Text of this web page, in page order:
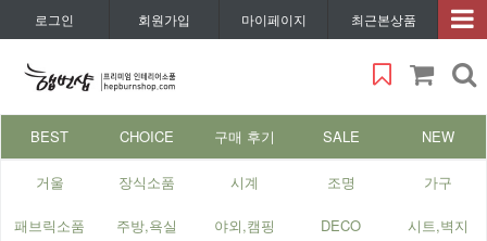
로그인 회원가입 마이페이지 최근본상품
BEST CHOICE 구매 후기 SALE NEW
거울 장식소품 시계 조명 가구
패브릭소품 주방,욕실 야외,캠핑 DECO 시트,벽지